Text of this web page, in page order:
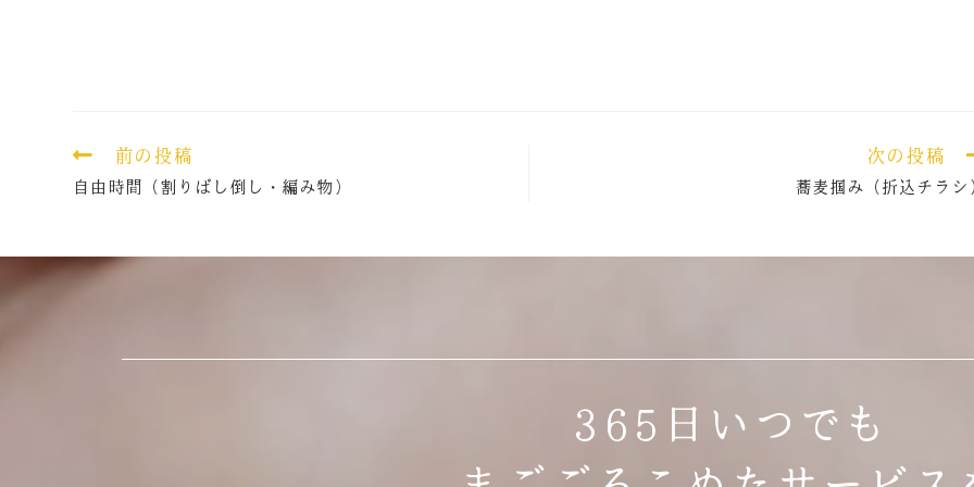
前の投稿
自由時間（割りばし倒し・編み物）
次の投稿
蕎麦掴み（折込チラシ
365日いつでも